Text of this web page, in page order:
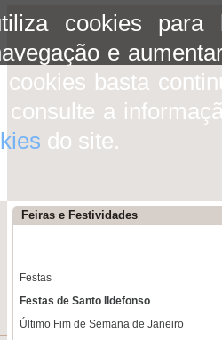
cookies para
e
cookies basta
consulte a
do site.
Feiras e Festividades
Festas
Festas de Santo Ildefonso
Último Fim de Semana de Janeiro